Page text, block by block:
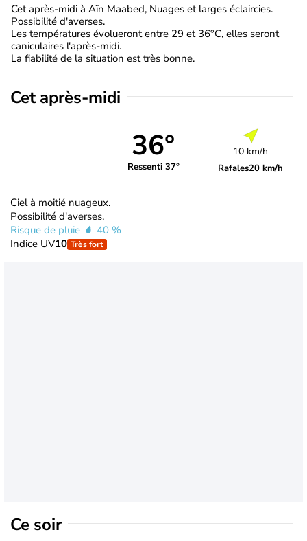
Cet après-midi à Aïn Maabed, Nuages et larges éclaircies.
Possibilité d'averses.
Les températures évolueront entre 29 et 36°C, elles seront
caniculaires l'après-midi.
La fiabilité de la situation est très bonne.
Cet après-midi
36°
Ressenti 37°
10 km/h
Rafales20 km/h
Ciel à moitié nuageux.
Possibilité d'averses.
Risque de pluie
40 %
Indice UV10 Très fort
Ce soir